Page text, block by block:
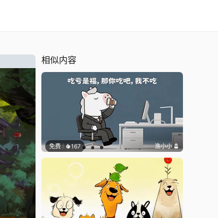
相似内容
免费 167 渔小小